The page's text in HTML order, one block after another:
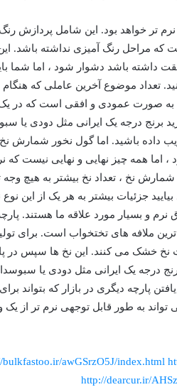
تر خواهد بود. این شامل پردازش
که مراحل رنگ آمیزی نداشته باشد.
داشته باشد دشوار شود ، اما شما
تعداد موضوع آخرین عاملی که هنگام
صورت عمودی و افقی است که در یک
برنج درجه یک ایرانی مثل دودی یا
داده باشید. اما گول نخور شمارش
اما همه چیز نهایی و نهایی نیست که
نخ ، تعداد نخ بیشتر به هیچ وجه
ورق کدامند؟ ۷ صفحه نرم حال بیایید جزئیات بیشتر به هر یک از
ورق نرم و بسیار مورد علاقه ما هستند.
ملافه های تختخواب است. برای
نخ خشک می کنند. این نخ ها سپس در
درجه یک ایرانی مثل دودی یا
پارچه دیگری در بازار که بتواند
به طور قابل توجهی نرم تر از یک
bulkfastoo.ir/awGSrzO5J/index.html
http://dearcur.ir/